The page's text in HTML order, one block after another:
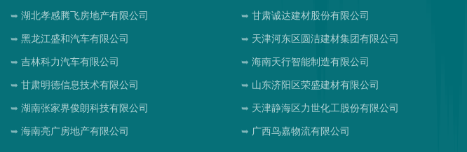
湖北孝感腾飞房地产有限公司 甘肃诚达建材股份有限公司
黑龙江盛和汽车有限公司 天津河东区圆洁建材集团有限公司
吉林科力汽车有限公司 海南天行智能制造有限公司
甘肃明德信息技术有限公司 山东济阳区荣盛建材有限公司
湖南张家界俊朗科技有限公司 天津静海区力世化工股份有限公司
海南亮广房地产有限公司 广西鸟嘉物流有限公司